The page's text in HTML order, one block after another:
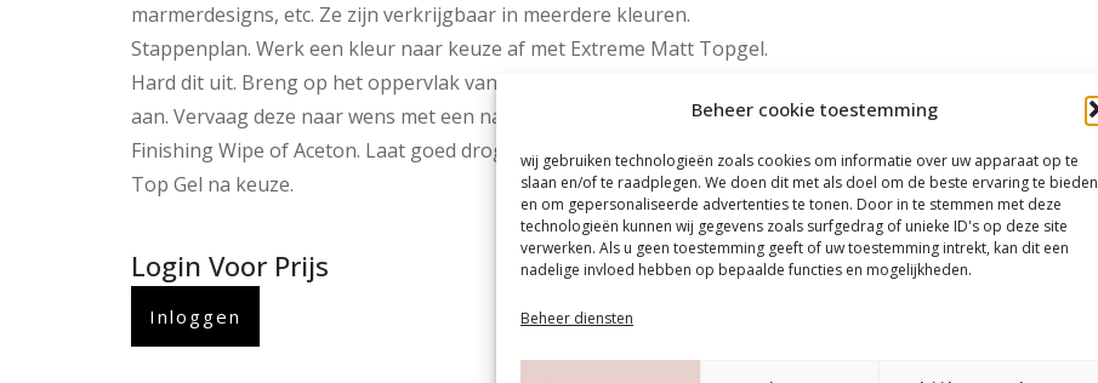
Beheer cookie toestemming
wij gebruiken technologieën zoals cookies om informatie over uw apparaat op te
slaan en/of te raadplegen. We doen dit met als doel om de beste ervaring te bieden
en om gepersonaliseerde advertenties te tonen. Door in te stemmen met deze
technologieën kunnen wij gegevens zoals surfgedrag of unieke ID's op deze site
verwerken. Als u geen toestemming geeft of uw toestemming intrekt, kan dit een
nadelige invloed hebben op bepaalde functies en mogelijkheden.
Beheer diensten
marmerdesigns, etc. Ze zijn verkrijgbaar in meerdere kleuren.
Stappenplan. Werk een kleur naar keuze af met Extreme Matt Topgel.
Hard dit uit. Breng op het oppervlak van de nagel druppels AquaColor
aan. Vervaag deze naar wens met een nail art penseel en een beetje
Finishing Wipe of Aceton. Laat goed drogen aan de lucht. Aflakken met
Top Gel na keuze.
Login Voor Prijs
Inloggen